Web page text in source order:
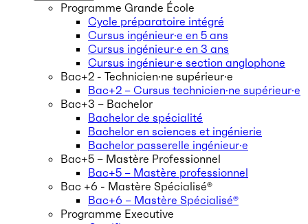
Programme Grande École
Cycle préparatoire intégré
Cursus ingénieur·e en 5 ans
Cursus ingénieur·e en 3 ans
Cursus ingénieur·e section anglophone
Bac+2 - Technicien·ne supérieur·e
Bac+2 – Cursus technicien·ne supérieur·e
Bac+3 – Bachelor
Bachelor de spécialité
Bachelor en sciences et ingénierie
Bachelor passerelle ingénieur·e
Bac+5 – Mastère Professionnel
Bac+5 – Mastère professionnel
Bac +6 - Mastère Spécialisé®
Bac+6 – Mastère Spécialisé®
Programme Executive